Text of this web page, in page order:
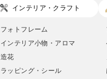
インテリア・クラフト
フォトフレーム
インテリア小物・アロマ
造花
ラッピング・シール